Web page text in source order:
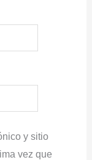
y sitio
vez que